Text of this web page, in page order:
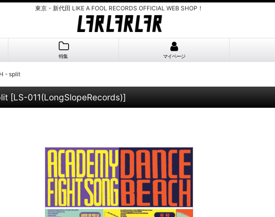
東京・新代田 LIKE A FOOL RECORDS OFFICIAL WEB SHOP！
特集 マイページ
- split
[LS-011(LongSlopeRecords)]